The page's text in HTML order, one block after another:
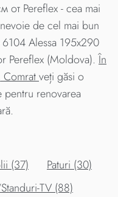
от Pereflex - cea mai
de cel mai bun
Alessa 195x290
Pereflex (Moldova).În
Comratveți găsi o
pentru renovarea
(37)
Paturi (30)
TV (88)